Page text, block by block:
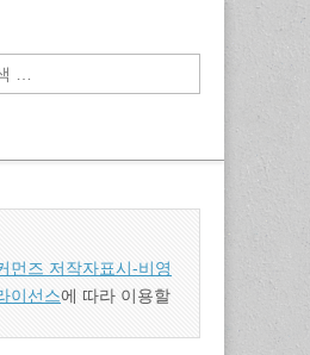
먼즈 저작자표시-비영
이선스에 따라 이용할